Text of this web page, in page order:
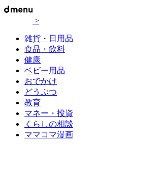
>
雑貨・日用品
食品・飲料
健康
ベビー用品
おでかけ
どうぶつ
教育
マネー・投資
くらしの相談
ママコマ漫画